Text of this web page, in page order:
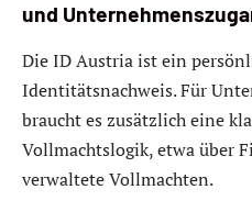
und
Die ID Austria ist ein
Identitätsnachweis. Für
braucht es zusätzlich eine
Vollmachtslogik, etwa über
verwaltete Vollmachten.